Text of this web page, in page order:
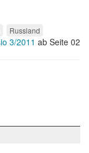
Russland
3/2011 ab Seite 02